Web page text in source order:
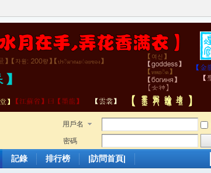
用戶名
密碼
記錄 排行榜 |訪問首頁|